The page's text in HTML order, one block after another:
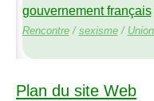
gouvernement français
Rencontre/ sexisme/
Plan du site Web